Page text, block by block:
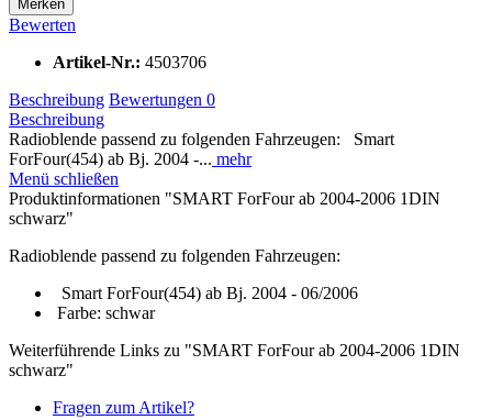
Merken
Bewerten
Artikel-Nr.: 4503706
Beschreibung Bewertungen 0
Beschreibung
Radioblende passend zu folgenden Fahrzeugen: Smart
ForFour(454) ab Bj. 2004 -... mehr
Menü schließen
Produktinformationen "SMART ForFour ab 2004-2006 1DIN
schwarz"
Radioblende passend zu folgenden Fahrzeugen:
Smart ForFour(454) ab Bj. 2004 - 06/2006
Farbe: schwar
Weiterführende Links zu "SMART ForFour ab 2004-2006 1DIN
schwarz"
Fragen zum Artikel?